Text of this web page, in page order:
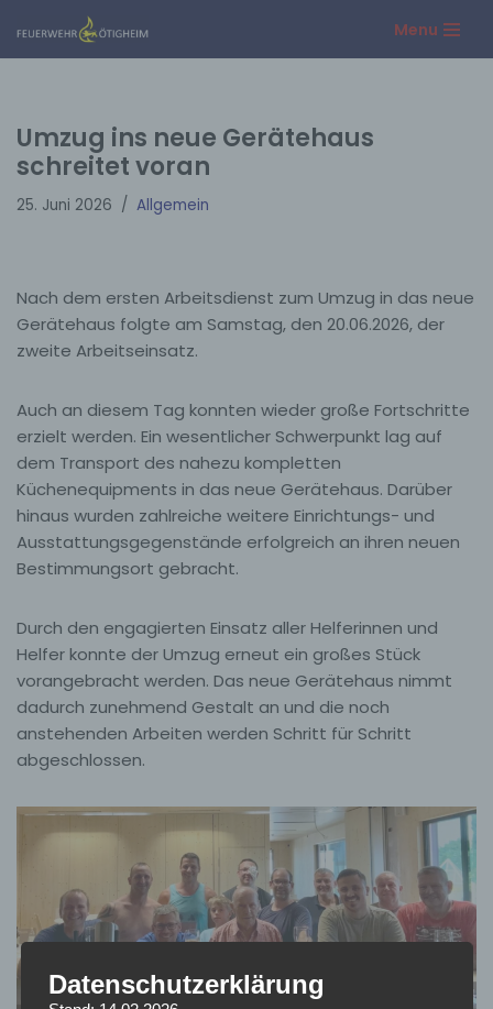
Zum
Menu
Umzug ins neue Gerätehaus
schreitet voran
25. Juni 2026 Allgemein
Nach dem ersten Arbeitsdienst zum Umzug in das neue
Gerätehaus folgte am Samstag, den 20.06.2026, der
zweite Arbeitseinsatz.
Auch an diesem Tag konnten wieder große Fortschritte
erzielt werden. Ein wesentlicher Schwerpunkt lag auf
dem Transport des nahezu kompletten
Küchenequipments in das neue Gerätehaus. Darüber
hinaus wurden zahlreiche weitere Einrichtungs- und
Ausstattungsgegenstände erfolgreich an ihren neuen
Bestimmungsort gebracht.
Durch den engagierten Einsatz aller Helferinnen und
Helfer konnte der Umzug erneut ein großes Stück
vorangebracht werden. Das neue Gerätehaus nimmt
dadurch zunehmend Gestalt an und die noch
anstehenden Arbeiten werden Schritt für Schritt
abgeschlossen.
Datenschutzerklärung